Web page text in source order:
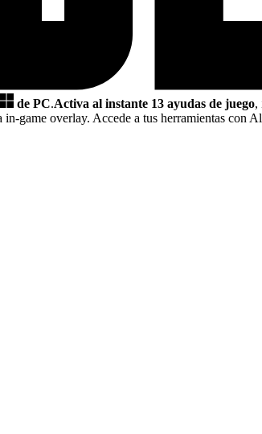
de PC.Activa al instante 13 ayudas de juego,
in-game overlay. Accede a tus herramientas con